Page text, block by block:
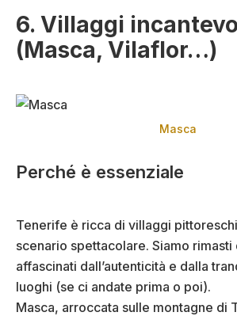
6. Villaggi
(Masca, Vilaflor…)
Masca
Perché è essenziale
Tenerife è ricca di villaggi
scenario spettacolare. Siamo rimasti
affascinati dall’autenticità e dalla
luoghi (se ci andate prima o poi).
Masca, arroccata sulle montagne di